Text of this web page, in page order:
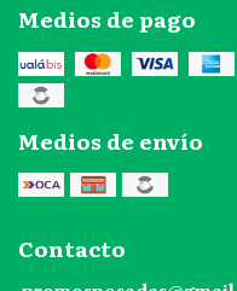
Medios de pago
Medios de envío
Contacto